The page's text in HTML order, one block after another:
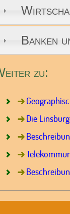
Banken
zu:
Die